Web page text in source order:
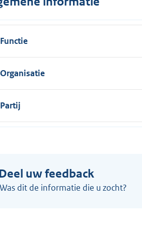
e
n
:
Functie
Organisatie
Partij
uw feedback
Was dit de informatie die u zocht?